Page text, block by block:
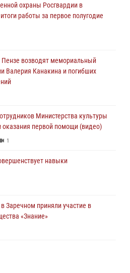
познакомили участников
и техникой Росгвардии
оказали помощь
Росгвардии пресечена
под реабилитационный центр
охраны Росгвардии в
работы за первое полугодие
возводят мемориальный
Валерия Канакина и погибших
Министерства культуры
первой помощи (видео)
1
навыки
Заречном приняли участие в
«Знание»